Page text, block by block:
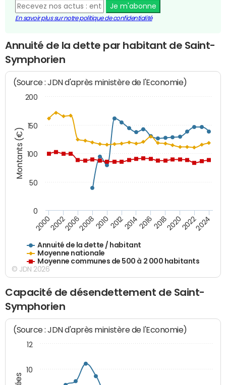
Je m'abonne
En savoir plus sur notre politique de confidentialité
Annuité de la dette par habitant de Saint-
Symphorien
Montants (€)
(Source : JDN d'après ministère de l'Economie)
Annuité de la dette / habitant
Moyenne nationale
Moyenne communes de 500 à 2 000 habitants
200020022006200820102012201420162018202020222024
0
50
100
150
200
© JDN 2026
Capacité de désendettement de Saint-
Symphorien
(Source : JDN d'après ministère de l'Economie)
10
12